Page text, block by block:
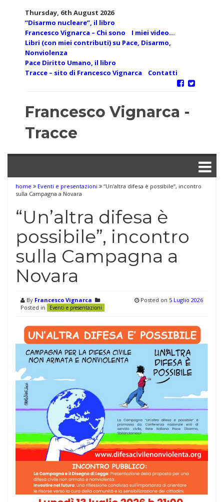
Thursday, 6th August 2026
“Disarmo nucleare”, il libro
Francesco Vignarca – Chi sono
I miei video…
Libri (con miei contributi) su Pace, Disarmo,
Nonviolenza
Pace Diritto Umano, il libro
Tracce – sito di Francesco Vignarca
Contatti
Francesco Vignarca -
Tracce
home Eventi e presentazioni
“Un’altra difesa è possibile”, incontro
sulla Campagna a Novara
“Un’altra difesa è
possibile”, incontro
sulla Campagna a
Novara
By Francesco Vignarca
Posted in
Eventi e presentazioni
Posted on 5 Luglio 2026